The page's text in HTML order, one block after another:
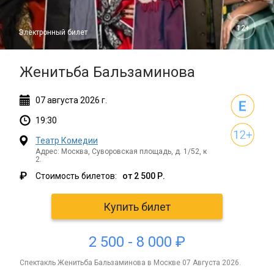
Женитьба Бальзаминова
Электронный билет 12+
07августа 2026 г.
19:30
Театр Комедии
Адрес: Москва, Суворовская площадь, д. 1/52, к
2.
₽ Стоимость билетов: от 2 500 Р.
Купить билет
2 500 - 8 000 ₽
спектакль Женитьба Бальзаминова в Москве 07 Августа 2026.